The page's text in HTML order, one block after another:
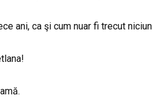
ani, ca şi cum nuar fi trecut niciun